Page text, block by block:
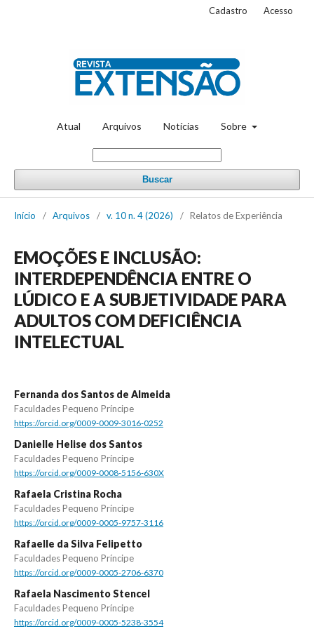
Atual Arquivos Notícias Sobre
Buscar
Cadastro Acesso
Início / Arquivos / v. 10 n. 4 (2026) / Relatos de Experiência
EMOÇÕES E INCLUSÃO:
INTERDEPENDÊNCIA ENTRE O
LÚDICO E A SUBJETIVIDADE PARA
ADULTOS COM DEFICIÊNCIA
INTELECTUAL
Fernanda dos Santos de Almeida
Faculdades Pequeno Príncipe
https://orcid.org/0009-0009-3016-0252
Danielle Helise dos Santos
Faculdades Pequeno Príncipe
https://orcid.org/0009-0008-5156-630X
Rafaela Cristina Rocha
Faculdades Pequeno Príncipe
https://orcid.org/0009-0005-9757-3116
Rafaelle da Silva Felipetto
Faculdades Pequeno Príncipe
https://orcid.org/0009-0005-2706-6370
Rafaela Nascimento Stencel
Faculdades Pequeno Príncipe
https://orcid.org/0009-0005-5238-3554